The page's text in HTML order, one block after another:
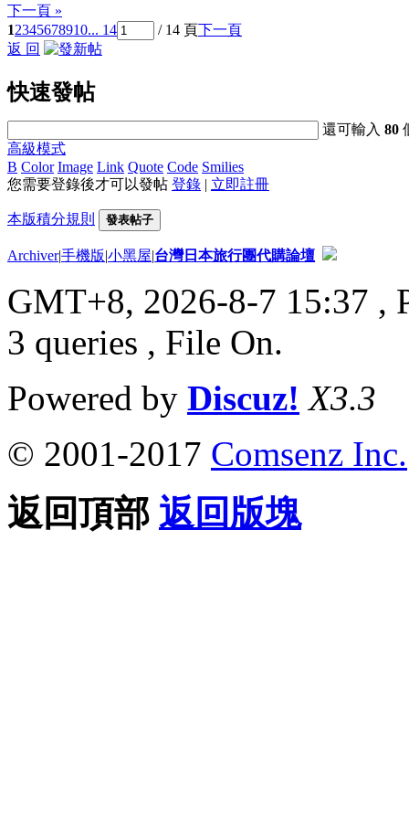
下一頁 »
12345678910... 14 / 14 頁下一頁
返 回
快速發帖
還可輸入80
高級模式
B Color Image Link Quote Code Smilies
您需要登錄後才可以發帖 登錄 | 立即註冊
本版積分規則 發表帖子
Archiver|手機版|小黑屋|台灣日本旅行團代購論壇
GMT+8, 2026-8-7 15:37 ,
3 queries , File On.
Powered by Discuz! X3.3
© 2001-2017 Comsenz Inc.
返回頂部 返回版塊